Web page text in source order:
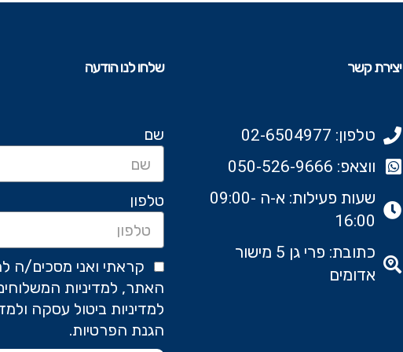
יצירת קשר
טלפון: 02-6504977
ווצאפ: 050-526-9666‬
שעות פעילות: א-ה 09:00-
16:00
כתובת: פרי גן 5 מישור
אדומים
שלחו לנו הודעה
שם
טלפון
קראתי ואני מסכים/ה
האתר, למדיניות
למדיניות ביטול עסקה
הגנת הפרטיות.